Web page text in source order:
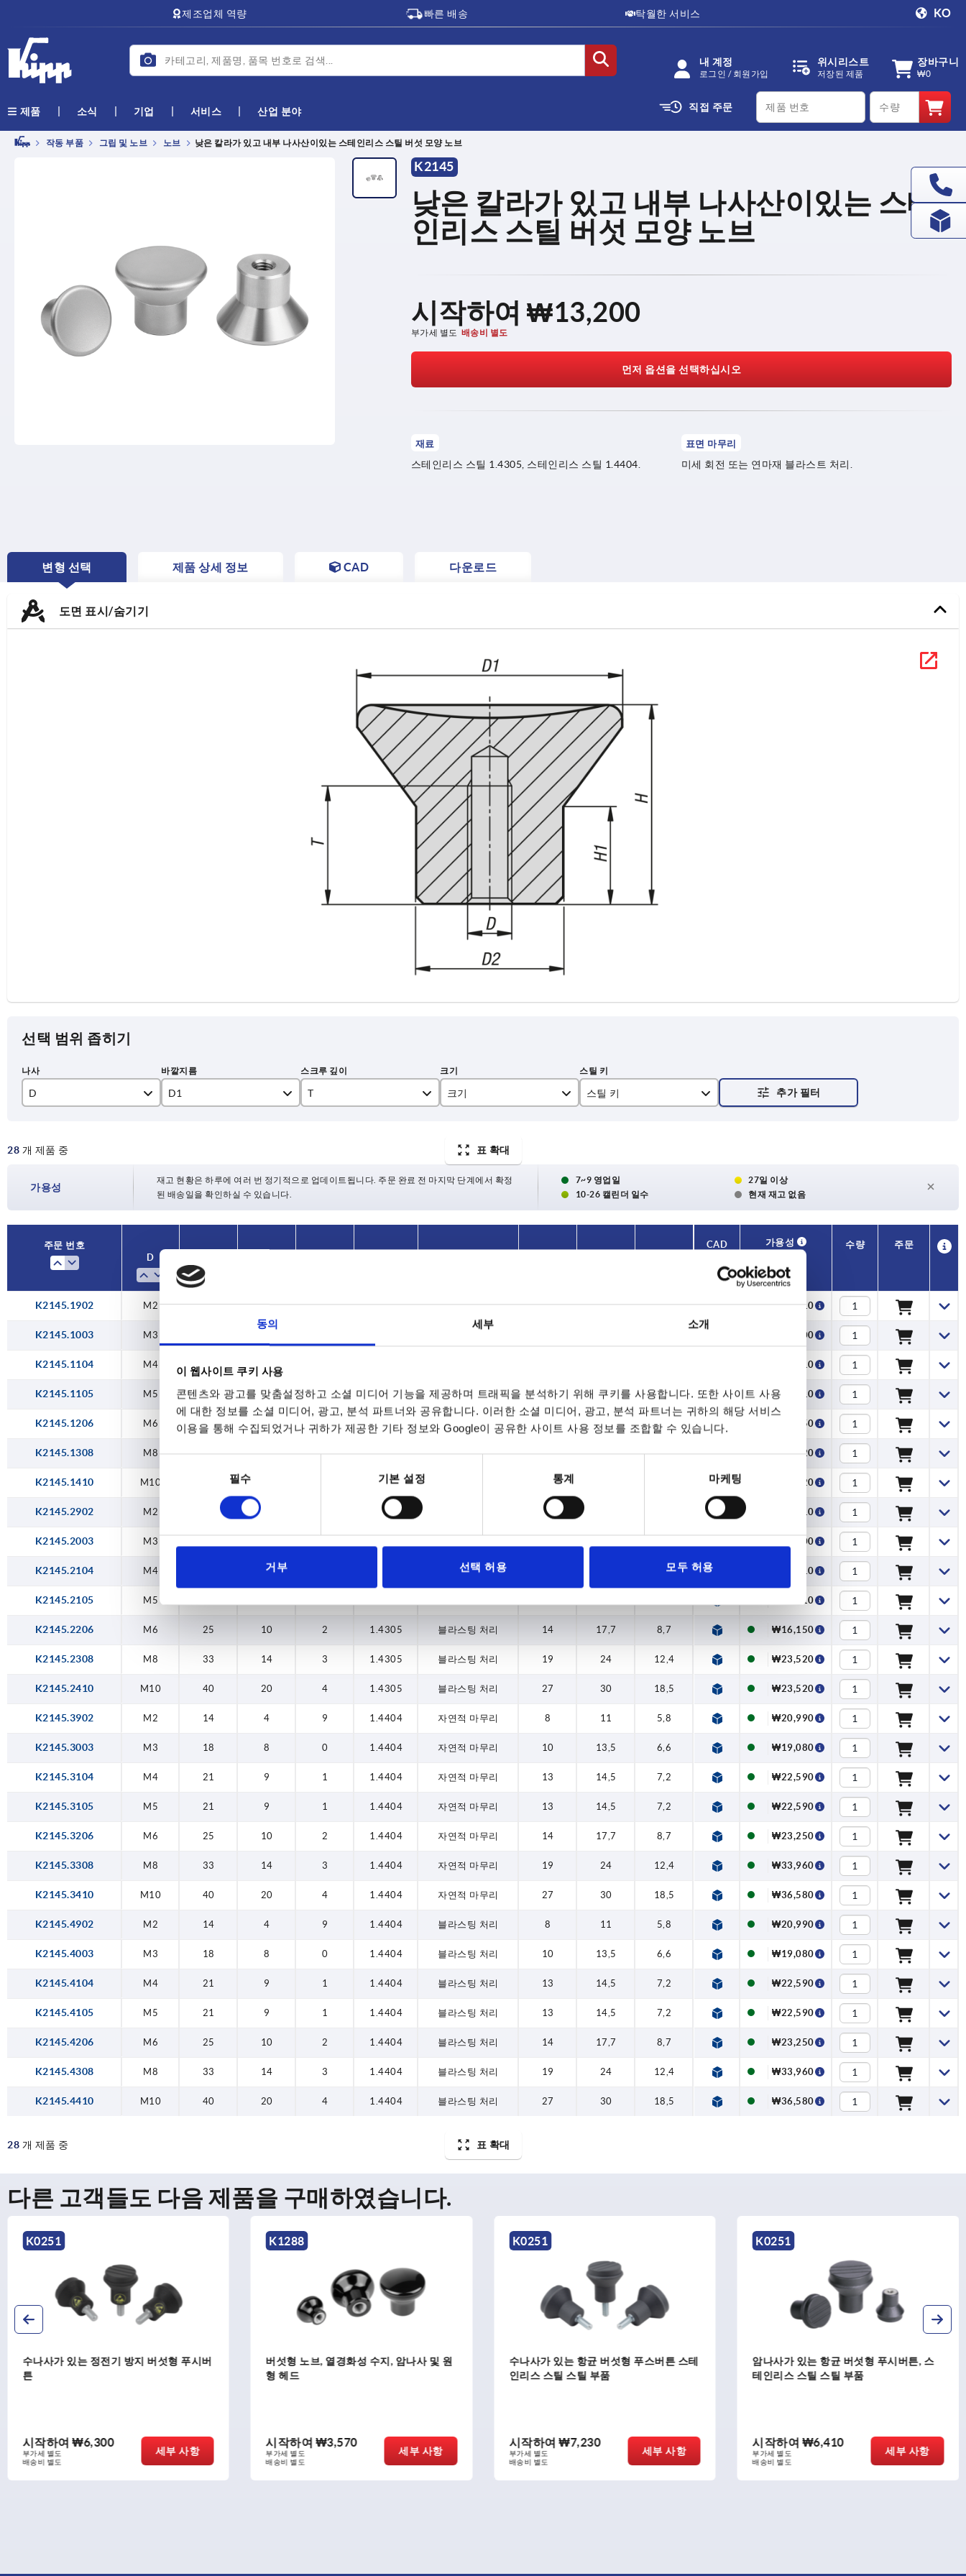
동의 세부 소개
이 웹사이트 쿠키 사용
콘텐츠와 광고를 맞춤설정하고 소셜 미디어 기능을 제공하며 트래픽을 분석하기 위해 쿠키를 사용합니다. 또한 사이트 사용
에 대한 정보를 소셜 미디어, 광고, 분석 파트너와 공유합니다. 이러한 소셜 미디어, 광고, 분석 파트너는 귀하의 해당 서비스
이용을 통해 수집되었거나 귀하가 제공한 기타 정보와 Google이 공유한 사이트 사용 정보를 조합할 수 있습니다.
의
필수 기본 설정 통계 마케팅
거부 선택 허용 모두 허용
제조업체 역량 빠른 배송 탁월한 서비스 KO
내 계정
로그인 / 회원가입
위시리스트
저장된 제품
장바구니
₩0
제품 소식 기업 서비스 산업 분야 직접 주문
productCode qty
작동 부품 그립 및 노브 노브 낮은 칼라가 있고 내부 나사산이있는 스테인리스 스틸 버섯 모양 노브
K2145
낮은 칼라가 있고 내부 나사산이있는 스테
인리스 스틸 버섯 모양 노브
시작하여₩13,200
부가세 별도 배송비 별도
먼저 옵션을 선택하십시오
재료
스테인리스 스틸 1.4305, 스테인리스 스틸 1.4404.
표면 마무리
미세 회전 또는 연마재 블라스트 처리.
변형 선택
CURRENT
제품 상세 정보 CAD 다운로드
도면 표시/숨기기
선택 범위 좁히기
D
M3
M5
M10
D1
21
25
40
T
9
10
크기
2
3
스틸 키
28 개 제품 중 표 확대
가용성
재고 현황은 하루에 여러 번 정기적으로 업데이트됩니다. 주문 완료 전 마지막 단계에서 확정
된 배송일을 확인하실 수 있습니다.
7~9 영업일
27일 이상
10-26 캘린더 일수
현재 재고 없음
주문 번호
D
CAD
가용성
수량 주문
K2145.1902 M2 14 4 9 1.4305 자연적 마무리 8 11 5,8 ₩14,510
K2145.1003 M3 ₩13,200
K2145.1104 M4 21 9 ₩14,510
K2145.1105 M5 21 9 1 1.4305 자연적 마무리 13 14,5 7,2 ₩14,510
K2145.1206 M6 25 10 2 1.4305 자연적 마무리 14 17,7 8,7 ₩16,150
K2145.1308 M8 33 14 3 1.4305 자연적 마무리 19 24 12,4 ₩23,520
K2145.1410 M10 1.4305 27 ₩23,520
K2145.2902 M2 1.4305 8 ₩14,510
K2145.2003 M3 ₩13,200
K2145.2104 M4 9 블라스팅 처리 7,2 ₩14,510
K2145.2105 M5 ₩14,510
K2145.2206 M6 25 10 2 1.4305 블라스팅 처리 14 17,7 8,7 ₩16,150
K2145.2308 M8 33 14 3 1.4305 블라스팅 처리 19 24 12,4 ₩23,520
K2145.2410 M10 40 20 4 1.4305 블라스팅 처리 27 30 18,5 ₩23,520
K2145.3902 M2 14 4 9 1.4404 자연적 마무리 8 11 5,8 ₩20,990
K2145.3003 M3 18 8 0 1.4404 자연적 마무리 10 13,5 6,6 ₩19,080
K2145.3104 M4 21 9 1 1.4404 자연적 마무리 13 14,5 7,2 ₩22,590
K2145.3105 M5 21 9 1 1.4404 자연적 마무리 13 14,5 7,2 ₩22,590
K2145.3206 M6 25 10 2 1.4404 자연적 마무리 14 17,7 8,7 ₩23,250
K2145.3308 M8 33 14 3 1.4404 자연적 마무리 19 24 12,4 ₩33,960
K2145.3410 M10 40 20 4 1.4404 자연적 마무리 27 30 18,5 ₩36,580
K2145.4902 M2 14 4 9 1.4404 블라스팅 처리 8 11 5,8 ₩20,990
K2145.4003 M3 18 8 0 1.4404 블라스팅 처리 10 13,5 6,6 ₩19,080
K2145.4104 M4 21 9 1 1.4404 블라스팅 처리 13 14,5 7,2 ₩22,590
K2145.4105 M5 21 9 1 1.4404 블라스팅 처리 13 14,5 7,2 ₩22,590
K2145.4206 M6 25 10 2 1.4404 블라스팅 처리 14 17,7 8,7 ₩23,250
K2145.4308 M8 33 14 3 1.4404 블라스팅 처리 19 24 12,4 ₩33,960
K2145.4410 M10 40 20 4 1.4404 블라스팅 처리 27 30 18,5 ₩36,580
28 개 제품 중 표 확대
다른 고객들도 다음 제품을 구매하였습니다.
K1288
버섯형 노브, 열경화성 수지, 암나사 및 원
형 헤드
시작하여₩3,570
부가세 별도
배송비 별도
세부 사항
K0251
수나사가 있는 항균 버섯형 푸스버튼 스테
인리스 스틸 스틸 부품
시작하여₩7,230
부가세 별도
배송비 별도
세부 사항
K0251
암나사가 있는 항균 버섯형 푸시버튼, 스
테인리스 스틸 스틸 부품
시작하여₩6,410
부가세 별도
배송비 별도
세부 사항
K1289
버섯형 노브, 열경화성 수지, 수나사 및 원
형 헤드
시작하여₩3,570
부가세 별도
배송비 별도
세부 사항